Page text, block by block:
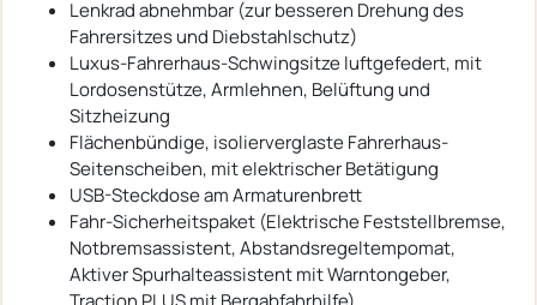
Lenkrad abnehmbar (zur besseren Drehung des
Fahrersitzes und Diebstahlschutz)
Luxus-Fahrerhaus-Schwingsitze luftgefedert, mit
Lordosenstütze, Armlehnen, Belüftung und
Sitzheizung
Flächenbündige, isolierverglaste Fahrerhaus-
Seitenscheiben, mit elektrischer Betätigung
USB-Steckdose am Armaturenbrett
Fahr-Sicherheitspaket (Elektrische Feststellbremse,
Notbremsassistent, Abstandsregeltempomat,
Aktiver Spurhalteassistent mit Warntongeber,